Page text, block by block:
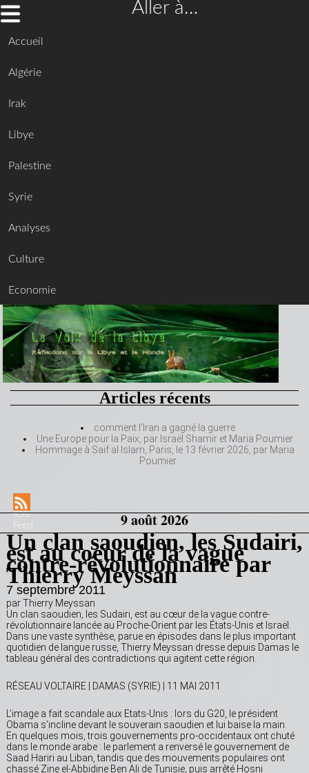
Aller à…
Accueil
Algérie
Irak
Libye
Palestine
Syrie
Analyses
Culture
Economie
Articles récents
comment l’Iran a gagné la guerre
Une Europe pour la Paix, par Israël Shamir et Maria Poumier
Hommage à Saif al Islam, Paris, le 13 février 2026, par Maria
Poumier
RSS
Feed
9 août 2026
Un clan saoudien, les Sudairi,
est au coeur de la vague
contre-révolutionnaire par
Thierry Meyssan
7 septembre 2011
par Thierry Meyssan
Un clan saoudien, les Sudairi, est au cœur de la vague contre-
révolutionnaire lancée au Proche-Orient par les États-Unis et Israël.
Dans une vaste synthèse, parue en épisodes dans le plus important
quotidien de langue russe, Thierry Meyssan dresse depuis Damas le
tableau général des contradictions qui agitent cette région.
RÉSEAU VOLTAIRE | DAMAS (SYRIE) | 11 MAI 2011
L’image a fait scandale aux Etats-Unis : lors du G20, le président
Obama s’incline devant le souverain saoudien et lui baise la main.
En quelques mois, trois gouvernements pro-occidentaux ont chuté
dans le monde arabe : le parlement a renversé le gouvernement de
Saad Hariri au Liban, tandis que des mouvements populaires ont
chassé Zine el-Abbidine Ben Ali de Tunisie, puis arrêté Hosni